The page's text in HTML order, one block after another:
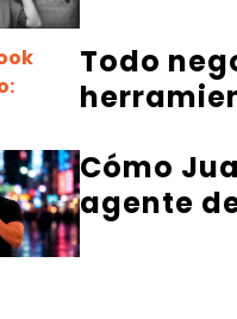
Todo
Cómo
agente